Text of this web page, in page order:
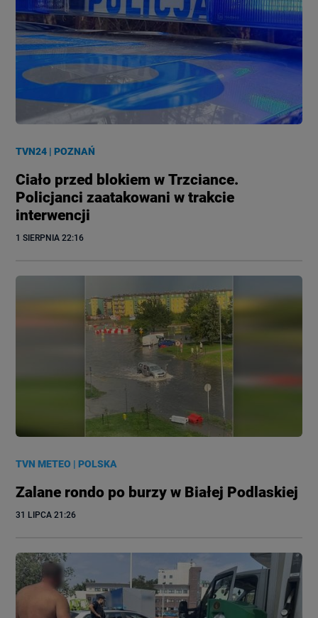
TVN24 |POZNAŃ
Ciało przed blokiem w Trzciance.
Policjanci zaatakowani w trakcie
interwencji
1 SIERPNIA 22:16
TVN METEO |POLSKA
Zalane rondo po burzy w Białej Podlaskiej
31 LIPCA 21:26